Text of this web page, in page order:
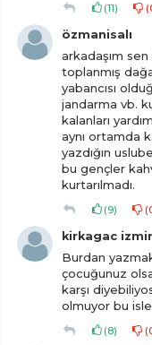
(11) (
özmanisalı
arkadaşım
toplanmış
yabancısı
jandarma vb.
kalanları
aynı ortamda
yazdığın
bu gençler
kurtarılmadı.
(9) (
kirkagac izmir
Burdan
çocuğunuz
karşı
olmuyor bu
(8) (